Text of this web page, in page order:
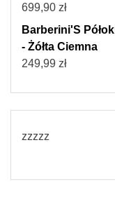
699,90 zł
Barberini'S
- Żółta Ciemna
249,99 zł
zzzzz